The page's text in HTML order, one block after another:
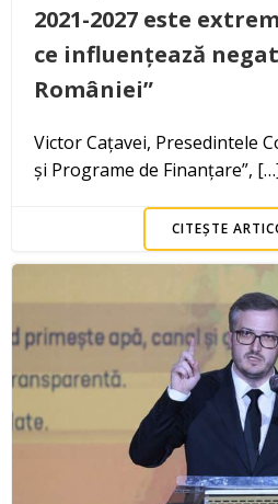
2021-2027 este
ce influențează
României”
Victor Cațavei, Presedintele
și Programe de Finanțare”,
CITEȘTE